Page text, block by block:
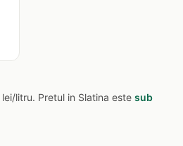
lei/litru. Pretul in Slatina este sub